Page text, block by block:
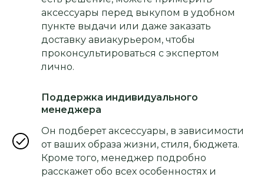
аксессуары перед выкупом в удобном
пункте выдачи или даже заказать
доставку авиакурьером, чтобы
проконсультироваться с экспертом
лично.
Поддержка индивидуального
менеджера
Он подберет аксессуары, в зависимости
от ваших образа жизни, стиля, бюджета.
Кроме того, менеджер подробно
расскажет обо всех особенностях и